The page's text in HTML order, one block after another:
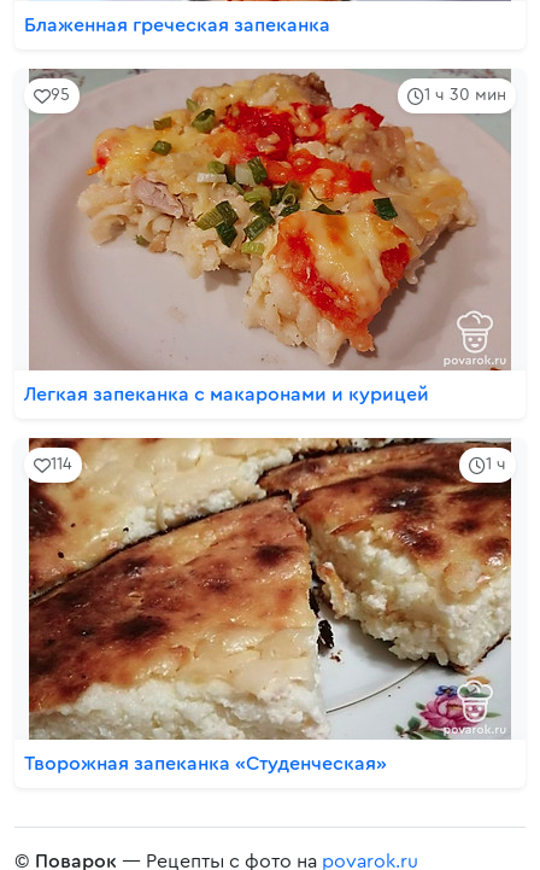
Блаженная греческая запеканка
1 ч 30 мин
95
Легкая запеканка с макаронами и курицей
1 ч
114
Творожная запеканка «Студенческая»
© Поварок — Рецепты с фото на povarok.ru